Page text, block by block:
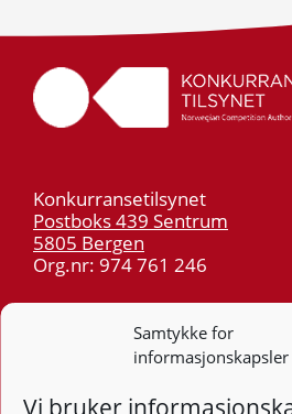
Samtykke for
informasjonskapsler
Vi bruker
Konkurransetilsynet
Postboks 439 Sentrum
5805 Bergen
Org.nr: 974 761 246
55 59 75 00
post@kt.no